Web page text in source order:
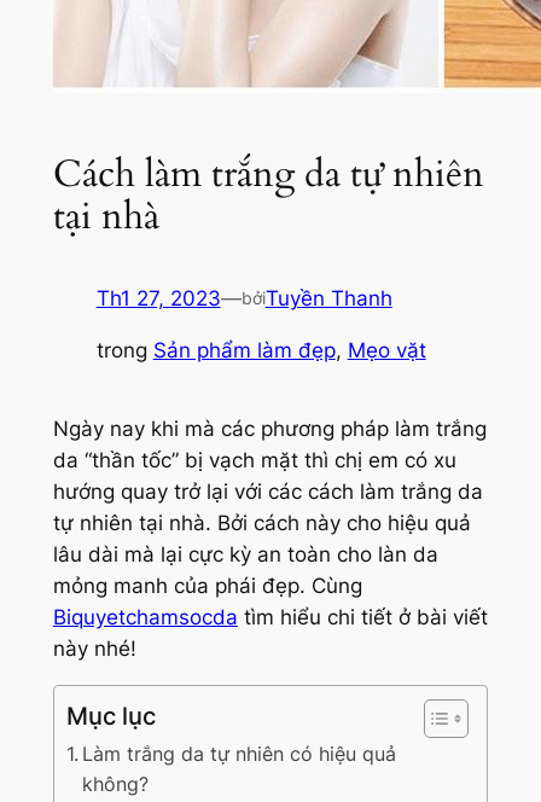
Cách làm trắng da tự nhiên
tại nhà
Th1 27, 2023—bởiTuyền Thanh
trong Sản phẩm làm đẹp, Mẹo vặt
Ngày nay khi mà các phương pháp làm trắng
da “thần tốc” bị vạch mặt thì chị em có xu
hướng quay trở lại với các cách làm trắng da
tự nhiên tại nhà. Bởi cách này cho hiệu quả
lâu dài mà lại cực kỳ an toàn cho làn da
mỏng manh của phái đẹp. Cùng
Biquyetchamsocda tìm hiểu chi tiết ở bài viết
này nhé!
Mục lục
Làm trắng da tự nhiên có hiệu quả
không?